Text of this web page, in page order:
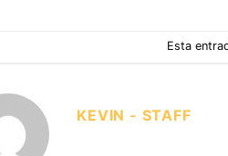
Esta
KEVIN - STAFF